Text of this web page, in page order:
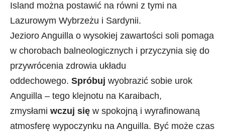
Island można postawić na równi z tymi na
Lazurowym Wybrzeżu i Sardynii.
Jezioro Anguilla o wysokiej zawartości soli pomaga
w chorobach balneologicznych i przyczynia się do
przywrócenia zdrowia układu
oddechowego. Spróbuj wyobrazić sobie urok
Anguilla – tego klejnotu na Karaibach,
zmysłami wczuj się w spokojną i wyrafinowaną
atmosferę wypoczynku na Anguilla. Być może czas